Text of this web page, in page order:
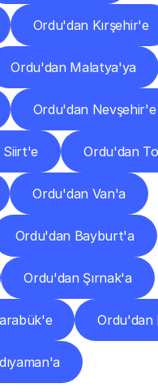
Ordu'dan Kırşehir'e
Ordu'dan Malatya'ya
Ordu'dan Nevşehir'e
Siirt'e Ordu'dan
Ordu'dan Van'a
Ordu'dan Bayburt'a
Ordu'dan Şırnak'a
Ordu'dan